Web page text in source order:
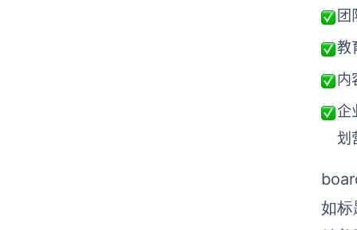
团
教
内
企
划
如标